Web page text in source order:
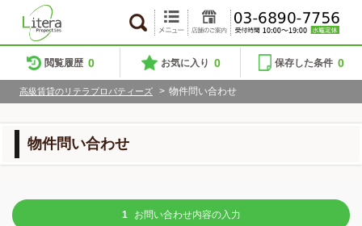
閲覧履歴 0 お気に入り 0 保存した条件 0
高級賃貸のリテラプロパティーズ > 物件問い合わせ
物件問い合わせ
1 お問い合わせ内容の入力